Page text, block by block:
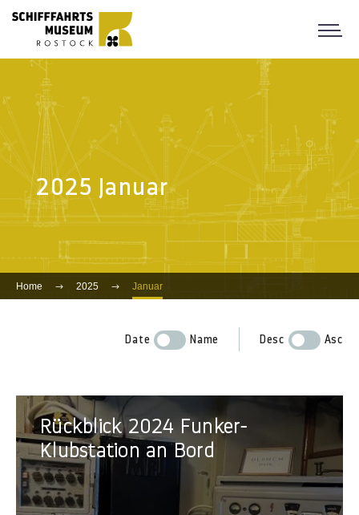
2025 Januar
Home 2025 Januar
Date Name Desc Asc
Rückblick
2024
Funker-
Klubstation
an
Bord
Rückblick 2024 Funker-
Klubstation an Bord